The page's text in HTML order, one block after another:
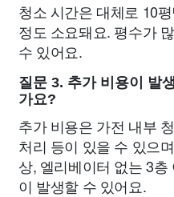
청소 시간은 대체로 10
정도 소요돼요. 평수가
수 있어요.
질문 3. 추가 비용이 발
가요?
추가 비용은 가전 내부
처리 등이 있을 수 있으
상, 엘리베이터 없는 3
이 발생할 수 있어요.